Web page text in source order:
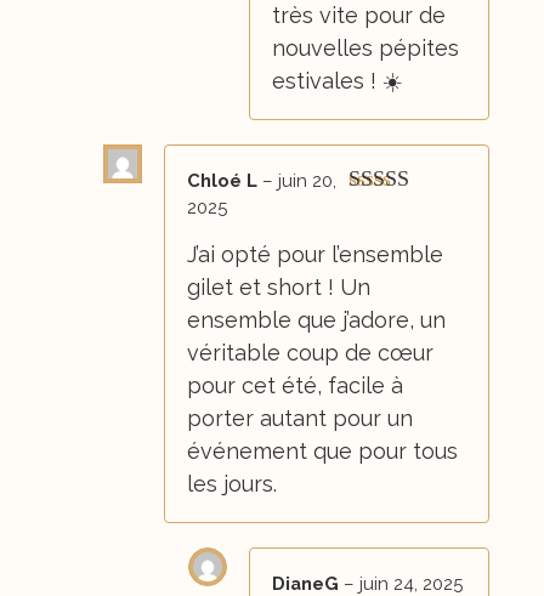
très vite pour de
nouvelles pépites
estivales ! ☀️
Chloé L – juin 20,
2025
J’ai opté pour l’ensemble
gilet et short ! Un
ensemble que j’adore, un
véritable coup de cœur
pour cet été, facile à
porter autant pour un
événement que pour tous
les jours.
DianeG – juin 24, 2025